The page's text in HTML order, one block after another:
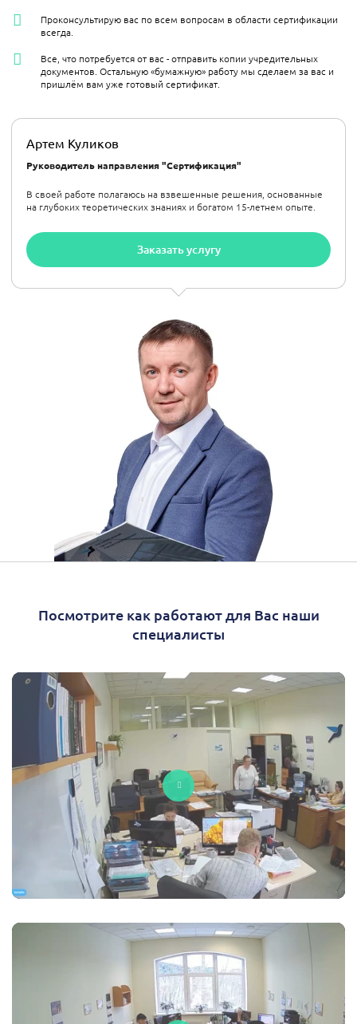
Артем Куликов
Руководитель направления "Сертификация"
В своей работе полагаюсь на взвешенные решения, основанные
на глубоких теоретических знаниях и богатом 15-летнем опыте.
Заказать услугу
Проконсультирую вас по всем вопросам в области сертификации
всегда.
Все, что потребуется от вас - отправить копии учредительных
документов. Остальную «бумажную» работу мы сделаем за вас и
пришлём вам уже готовый сертификат.
Посмотрите как работают для Вас наши
специалисты